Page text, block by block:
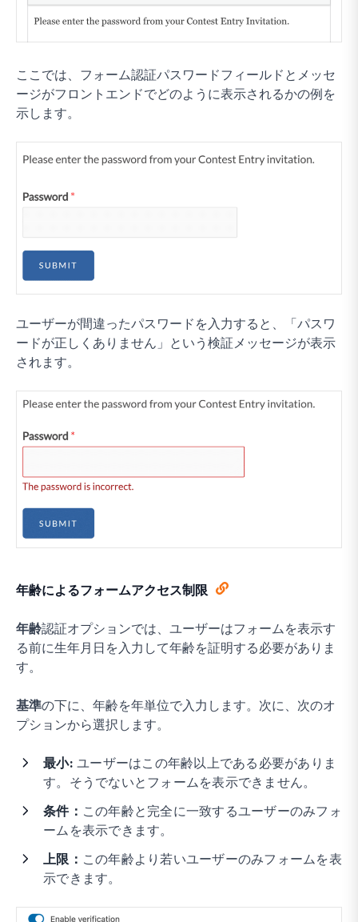
ここでは、フォーム認証パスワードフィールドとメッセ
ージがフロントエンドでどのように表示されるかの例を
示します。
ユーザーが間違ったパスワードを入力すると、「パスワ
ードが正しくありません」という検証メッセージが表示
されます。
年齢によるフォームアクセス制限
年齢認証オプションでは、ユーザーはフォームを表示す
る前に生年月日を入力して年齢を証明する必要がありま
す。
基準の下に、年齢を年単位で入力します。次に、次のオ
プションから選択します。
最小: ユーザーはこの年齢以上である必要がありま
す。そうでないとフォームを表示できません。
条件： この年齢と完全に一致するユーザーのみフォ
ームを表示できます。
上限： この年齢より若いユーザーのみフォームを表
示できます。